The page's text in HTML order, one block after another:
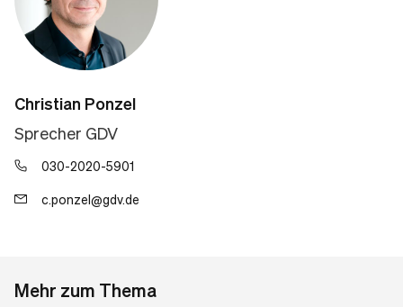
Christian Ponzel
Sprecher GDV
030-2020-5901
c.ponzel@gdv.de
Mehr zum Thema